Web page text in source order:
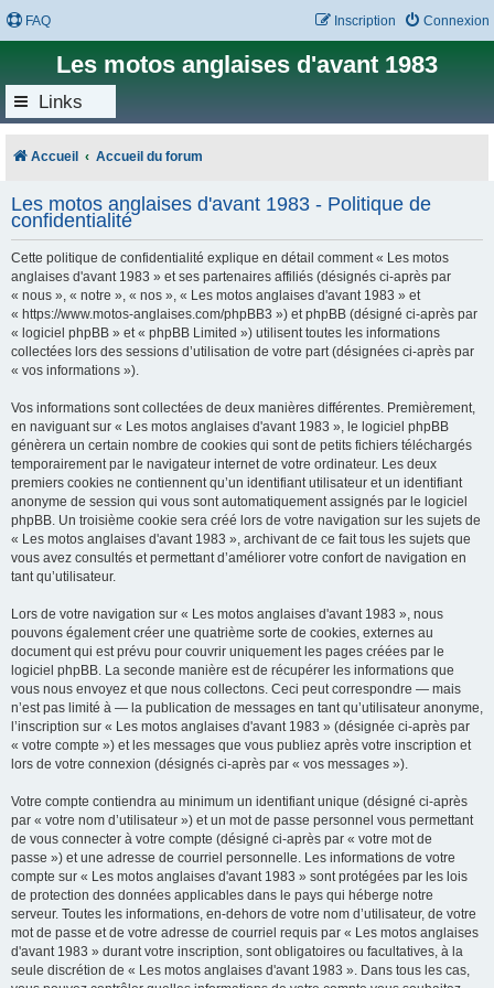
FAQ Connexion
Inscription
Les motos anglaises d'avant 1983
Links
Accueil Accueil du forum
Les motos anglaises d'avant 1983 - Politique de
confidentialité
Cette politique de confidentialité explique en détail comment « Les motos
anglaises d'avant 1983 » et ses partenaires affiliés (désignés ci-après par
« nous », « notre », « nos », « Les motos anglaises d'avant 1983 » et
« https://www.motos-anglaises.com/phpBB3 ») et phpBB (désigné ci-après par
« logiciel phpBB » et « phpBB Limited ») utilisent toutes les informations
collectées lors des sessions d’utilisation de votre part (désignées ci-après par
« vos informations »).
Vos informations sont collectées de deux manières différentes. Premièrement,
en naviguant sur « Les motos anglaises d'avant 1983 », le logiciel phpBB
génèrera un certain nombre de cookies qui sont de petits fichiers téléchargés
temporairement par le navigateur internet de votre ordinateur. Les deux
premiers cookies ne contiennent qu’un identifiant utilisateur et un identifiant
anonyme de session qui vous sont automatiquement assignés par le logiciel
phpBB. Un troisième cookie sera créé lors de votre navigation sur les sujets de
« Les motos anglaises d'avant 1983 », archivant de ce fait tous les sujets que
vous avez consultés et permettant d’améliorer votre confort de navigation en
tant qu’utilisateur.
Lors de votre navigation sur « Les motos anglaises d'avant 1983 », nous
pouvons également créer une quatrième sorte de cookies, externes au
document qui est prévu pour couvrir uniquement les pages créées par le
logiciel phpBB. La seconde manière est de récupérer les informations que
vous nous envoyez et que nous collectons. Ceci peut correspondre — mais
n’est pas limité à — la publication de messages en tant qu’utilisateur anonyme,
l’inscription sur « Les motos anglaises d'avant 1983 » (désignée ci-après par
« votre compte ») et les messages que vous publiez après votre inscription et
lors de votre connexion (désignés ci-après par « vos messages »).
Votre compte contiendra au minimum un identifiant unique (désigné ci-après
par « votre nom d’utilisateur ») et un mot de passe personnel vous permettant
de vous connecter à votre compte (désigné ci-après par « votre mot de
passe ») et une adresse de courriel personnelle. Les informations de votre
compte sur « Les motos anglaises d'avant 1983 » sont protégées par les lois
de protection des données applicables dans le pays qui héberge notre
serveur. Toutes les informations, en-dehors de votre nom d’utilisateur, de votre
mot de passe et de votre adresse de courriel requis par « Les motos anglaises
d'avant 1983 » durant votre inscription, sont obligatoires ou facultatives, à la
seule discrétion de « Les motos anglaises d'avant 1983 ». Dans tous les cas,